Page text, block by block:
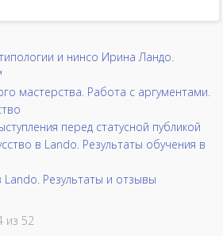
и нинсо Ирина Ландо.
мастерства. Работа с аргументами.
перед статусной публикой
в Lando. Результаты обучения в
Результаты и отзывы
из 52